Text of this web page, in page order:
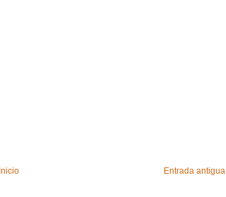
Entrada antigua
Inicio